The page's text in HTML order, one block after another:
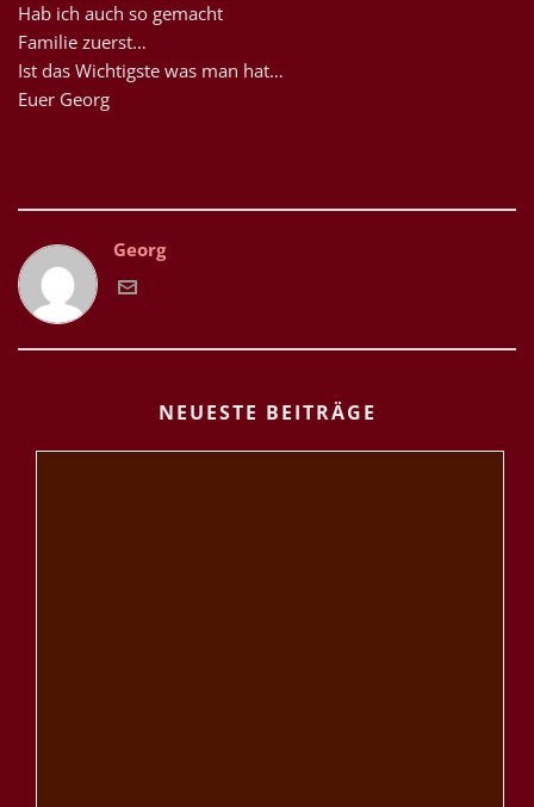
Hab ich auch so gemacht
Familie zuerst…
Ist das Wichtigste was man hat…
Euer Georg
Georg
NEUESTE BEITRÄGE